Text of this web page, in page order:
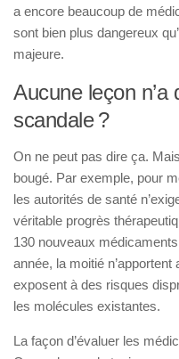
a encore beaucoup de
sont bien plus dangereux
majeure.
Aucune leçon
scandale ?
On ne peut pas dire ça.
bougé. Par exemple, pour
les autorités de santé
véritable progrès
130 nouveaux
année, la moitié
exposent à des risques
les molécules existantes.
La façon d’évaluer les